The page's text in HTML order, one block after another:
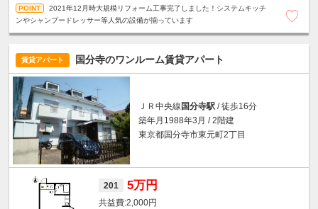
2021年12月時大規模リフォーム工事完了しました！システムキッチ
ンやシャンプードレッサー等人気の設備が揃っています
賃貸アパート 国分寺のワンルーム賃貸アパート
ＪＲ中央線国分寺駅 / 徒歩16分
築年月1988年3月 / 2階建
東京都国分寺市東元町2丁目
201 5万円
2,000円